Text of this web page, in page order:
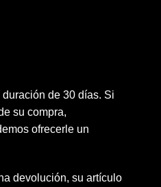
de 30 días. Si
su compra,
ofrecerle un
devolución, su artículo